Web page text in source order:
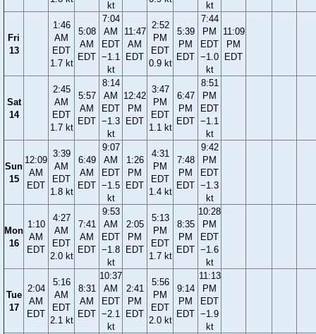
kt kt
Fri
13
1:46
AM
EDT
1.7 kt
5:08
AM
EDT
7:04
AM
EDT
−1.1
kt
11:47
AM
EDT
2:52
PM
EDT
0.9 kt
5:39
PM
EDT
7:44
PM
EDT
−1.0
kt
11:09
PM
EDT
Sat
14
2:45
AM
EDT
1.7 kt
5:57
AM
EDT
8:14
AM
EDT
−1.3
kt
12:42
PM
EDT
3:47
PM
EDT
1.1 kt
6:47
PM
EDT
8:51
PM
EDT
−1.1
kt
Sun
15
12:09
AM
EDT
3:39
AM
EDT
1.8 kt
6:49
AM
EDT
9:07
AM
EDT
−1.5
kt
1:26
PM
EDT
4:31
PM
EDT
1.4 kt
7:48
PM
EDT
9:42
PM
EDT
−1.3
kt
Mon
16
1:10
AM
EDT
4:27
AM
EDT
2.0 kt
7:41
AM
EDT
9:53
AM
EDT
−1.8
kt
2:05
PM
EDT
5:13
PM
EDT
1.7 kt
8:35
PM
EDT
10:28
PM
EDT
−1.6
kt
Tue
17
2:04
AM
EDT
5:16
AM
EDT
2.1 kt
8:31
AM
EDT
10:37
AM
EDT
−2.1
kt
2:41
PM
EDT
5:56
PM
EDT
2.0 kt
9:14
PM
EDT
11:13
PM
EDT
−1.9
kt